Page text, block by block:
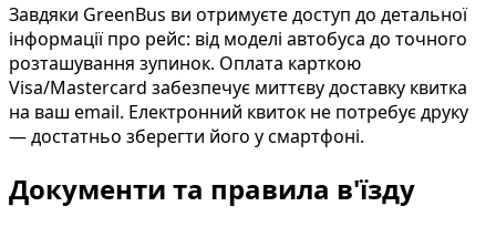
Завдяки GreenBus ви отримуєте доступ до детальної
інформації про рейс: від моделі автобуса до точного
розташування зупинок. Оплата карткою
Visa/Mastercard забезпечує миттєву доставку квитка
на ваш email. Електронний квиток не потребує друку
— достатньо зберегти його у смартфоні.
Документи та правила в'їзду